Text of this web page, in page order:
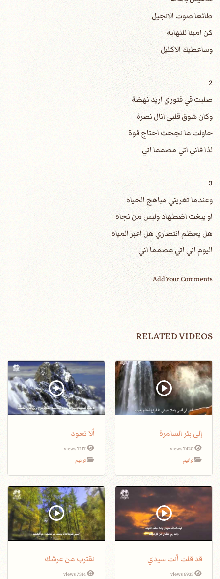
طائعا صوت الانجيل
كن امينا للنهايه
وساعطيك الاكليل
2
صليت في فتوري اريد نهضة
وكان شوق قلبي انال نصرة
حاولت ما نجحت احتاج قوة
لذا فاني اتي مصمما اني
3
وعندما تغريني مباهج الحياه
او يبغت اضطهاد وليس من نجاه
هل يعظم انتصاري هل اعبر المياه
اليوم اني اتي مصمما اني
Add Your Comments
RELATED VIDEOS
إلى بئر السامرة
7420 views
ترانيم
ألا تعود
7117 views
ترانيم
قد قلت أنت سيدي
6933 views
نقترب من عرشك
7314 views